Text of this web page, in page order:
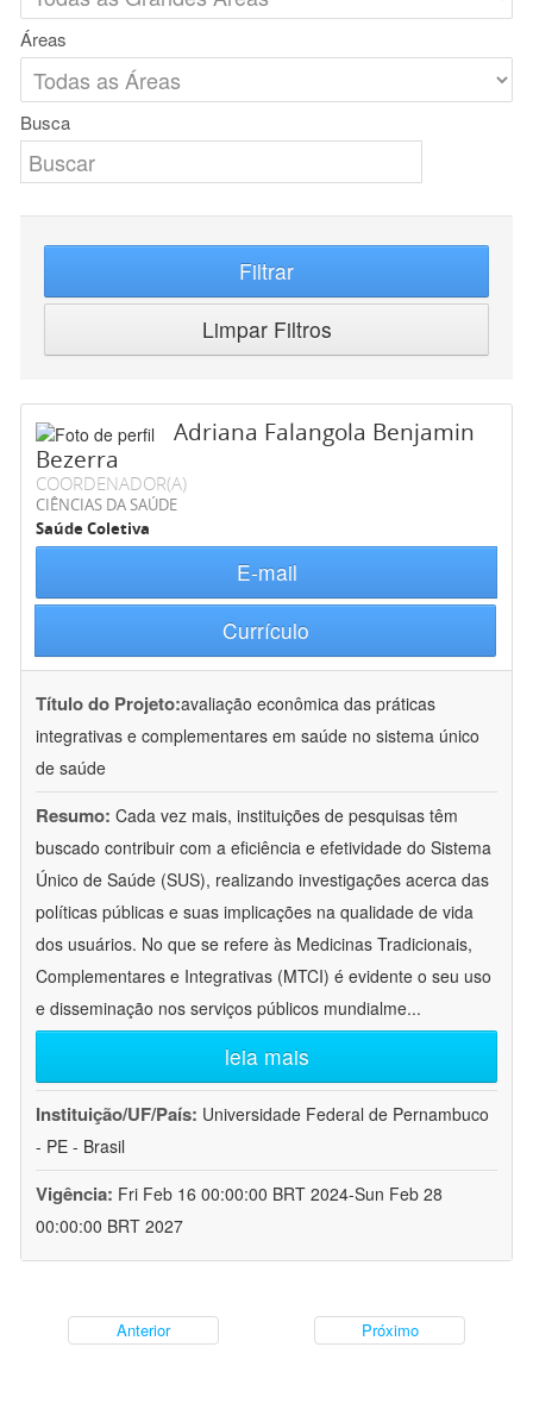
Áreas
Busca
Filtrar
Limpar Filtros
Adriana Falangola Benjamin
Bezerra
COORDENADOR(A)
CIÊNCIAS DA SAÚDE
Saúde Coletiva
E-mail
Currículo
Título do Projeto:avaliação econômica das práticas
integrativas e complementares em saúde no sistema único
de saúde
Resumo: Cada vez mais, instituições de pesquisas têm
buscado contribuir com a eficiência e efetividade do Sistema
Único de Saúde (SUS), realizando investigações acerca das
políticas públicas e suas implicações na qualidade de vida
dos usuários. No que se refere às Medicinas Tradicionais,
Complementares e Integrativas (MTCI) é evidente o seu uso
e disseminação nos serviços públicos mundialme...
leia mais
Instituição/UF/País: Universidade Federal de Pernambuco
- PE - Brasil
Vigência: Fri Feb 16 00:00:00 BRT 2024-Sun Feb 28
00:00:00 BRT 2027
Anterior Próximo